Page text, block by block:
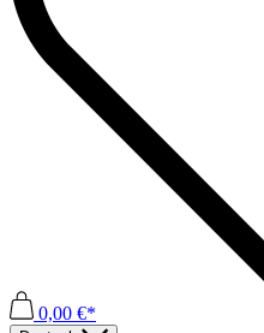
0,00 €*